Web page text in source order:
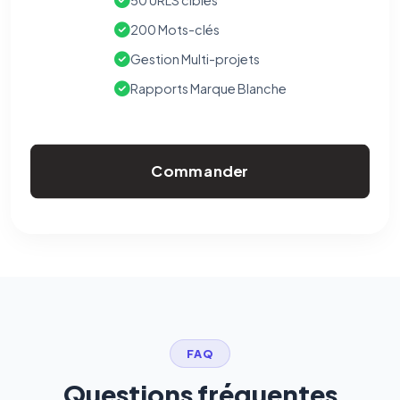
200 Mots-clés
Gestion Multi-projets
Rapports Marque Blanche
Commander
FAQ